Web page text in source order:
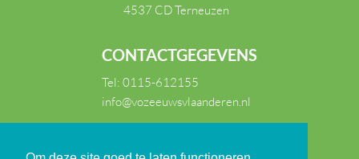
4537 CD Terneuzen
CONTACTGEGEVENS
Tel: 0115-612155
info@vozeeuwsvlaanderen.nl